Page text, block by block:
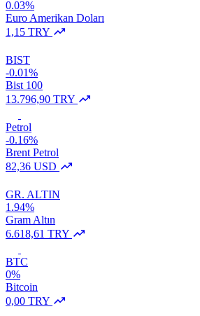
0.03%
Euro Amerikan Doları
1,15 TRY
BIST
-0.01%
Bist 100
13.796,90 TRY
Petrol
-0.16%
Brent Petrol
82,36 USD
GR. ALTIN
1.94%
Gram Altın
6.618,61 TRY
BTC
0%
Bitcoin
0,00 TRY